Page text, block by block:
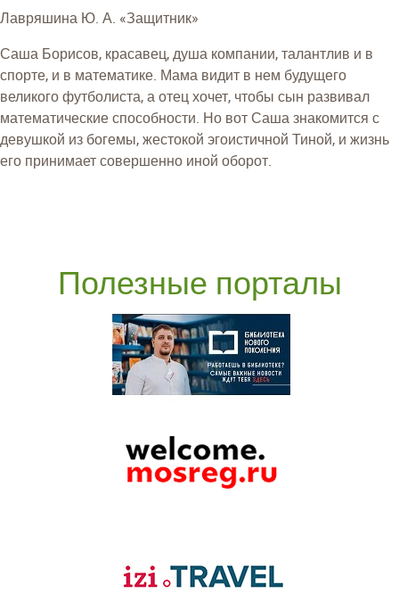
Лавряшина Ю. А. «Защитник»
Саша Борисов, красавец, душа компании, талантлив и в
спорте, и в математике. Мама видит в нем будущего
великого футболиста, а отец хочет, чтобы сын развивал
математические способности. Но вот Саша знакомится с
девушкой из богемы, жестокой эгоистичной Тиной, и жизнь
его принимает совершенно иной оборот.
Полезные порталы